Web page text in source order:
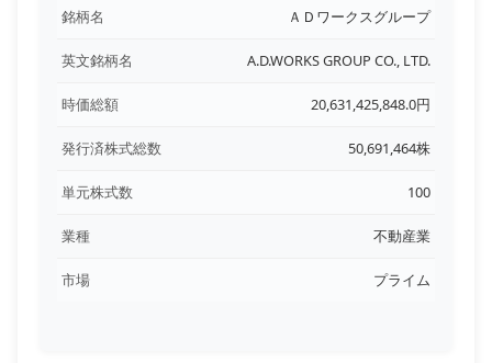
銘柄名 ＡＤワークスグループ
英文銘柄名 A.D.WORKS GROUP CO., LTD.
時価総額 20,631,425,848.0円
発行済株式総数 50,691,464株
単元株式数 100
業種 不動産業
市場 プライム